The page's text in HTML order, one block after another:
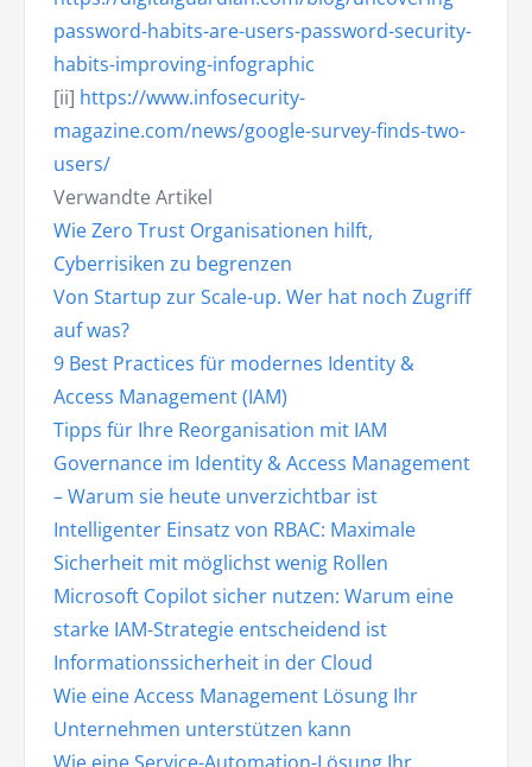
password-habits-are-users-password-security-
habits-improving-infographic
[ii] https://www.infosecurity-
magazine.com/news/google-survey-finds-two-
users/
Verwandte Artikel
Wie Zero Trust Organisationen hilft,
Cyberrisiken zu begrenzen
Von Startup zur Scale-up. Wer hat noch Zugriff
auf was?
9 Best Practices für modernes Identity &
Access Management (IAM)
Tipps für Ihre Reorganisation mit IAM
Governance im Identity & Access Management
– Warum sie heute unverzichtbar ist
Intelligenter Einsatz von RBAC: Maximale
Sicherheit mit möglichst wenig Rollen
Microsoft Copilot sicher nutzen: Warum eine
starke IAM-Strategie entscheidend ist
Informationssicherheit in der Cloud
Wie eine Access Management Lösung Ihr
Unternehmen unterstützen kann